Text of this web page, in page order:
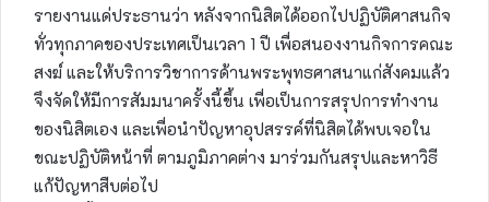
รายงานแด่ประธานว่า หลังจากนิสิตได้ออกไปปฏิบัติศาสนกิจ
ทั่วทุกภาคของประเทศเป็นเวลา 1 ปี เพื่อสนองงานกิจการคณะ
สงฆ์ และให้บริการวิชาการด้านพระพุทธศาสนาแก่สังคมแล้ว
จึงจัดให้มีการสัมมนาครั้งนี้ขึ้น เพื่อเป็นการสรุปการทำงาน
ของนิสิตเอง และเพื่อนำปัญหาอุปสรรค์ที่นิสิตได้พบเจอใน
ขณะปฏิบัติหน้าที่ ตามภูมิภาคต่าง มาร่วมกันสรุปและหาวิธี
แก้ปัญหาสืบต่อไป